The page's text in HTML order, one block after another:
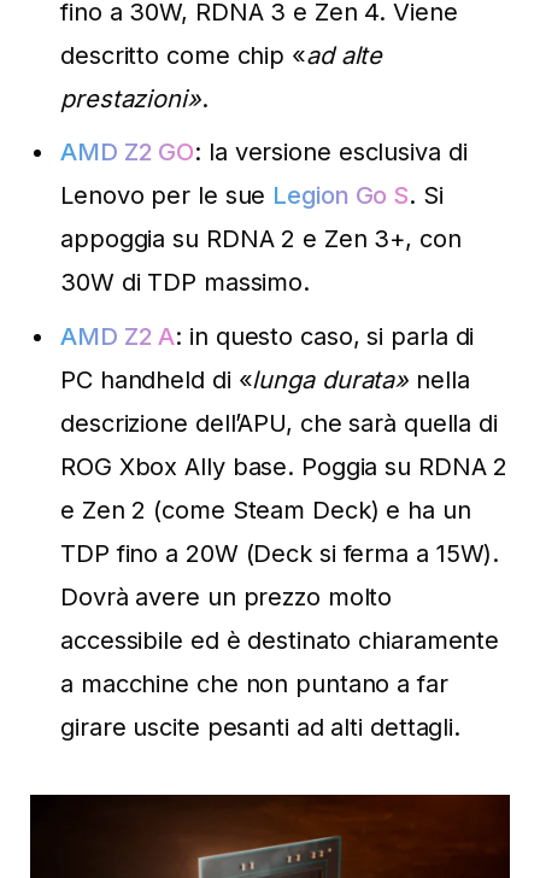
fino a 30W, RDNA 3 e Zen 4. Viene
descritto come chip «ad alte
prestazioni».
AMD Z2 GO: la versione esclusiva di
Lenovo per le sue Legion Go S. Si
appoggia su RDNA 2 e Zen 3+, con
30W di TDP massimo.
AMD Z2 A: in questo caso, si parla di
PC handheld di «lunga durata» nella
descrizione dell’APU, che sarà quella di
ROG Xbox Ally base. Poggia su RDNA 2
e Zen 2 (come Steam Deck) e ha un
TDP fino a 20W (Deck si ferma a 15W).
Dovrà avere un prezzo molto
accessibile ed è destinato chiaramente
a macchine che non puntano a far
girare uscite pesanti ad alti dettagli.